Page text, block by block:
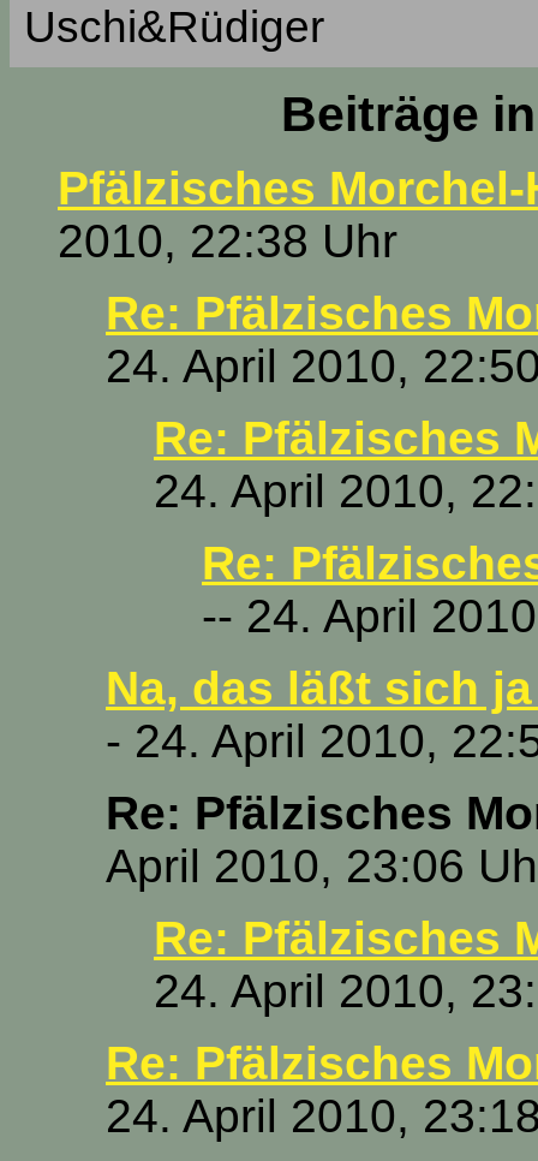
Uschi&Rüdiger
Beiträge
Pfälzisches Morchel-
2010, 22:38 Uhr
Re: Pfälzisches
24. April 2010,
Re: Pfälzisches
24. April 2010,
Re:
-- 24. April
Na, das läßt sich
- 24. April 2010,
Re: Pfälzisches
April 2010, 23:06
Re: Pfälzisches
24. April 2010,
Re: Pfälzisches
24. April 2010,